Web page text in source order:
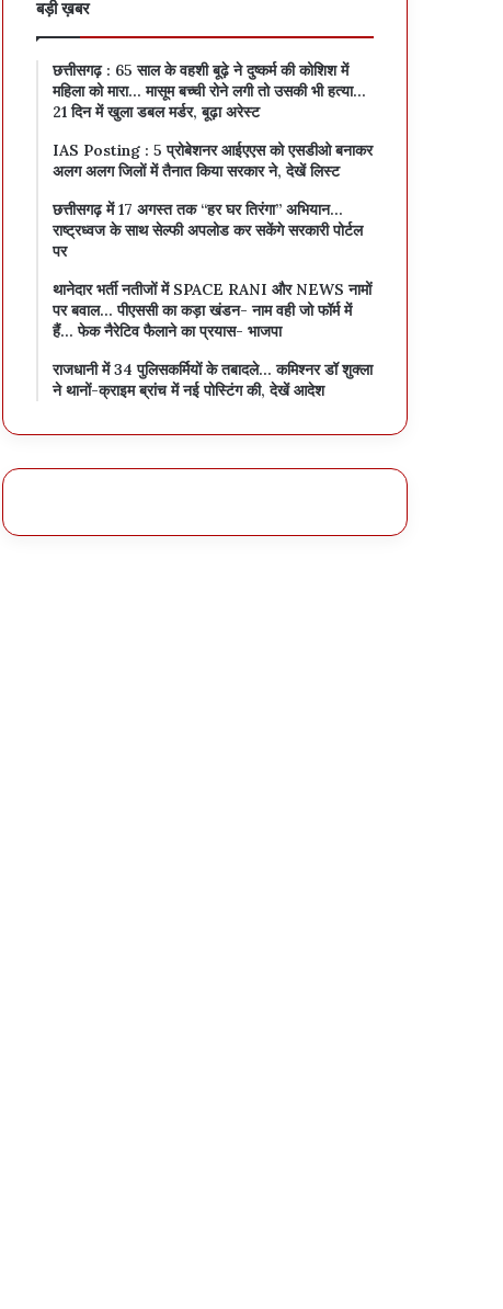
बड़ी ख़बर
छत्तीसगढ़ : 65 साल के वहशी बूढ़े ने दुष्कर्म की कोशिश में
महिला को मारा… मासूम बच्ची रोने लगी तो उसकी भी हत्या…
21 दिन में खुला डबल मर्डर, बूढ़ा अरेस्ट
IAS Posting : 5 प्रोबेशनर आईएएस को एसडीओ बनाकर
अलग अलग जिलों में तैनात किया सरकार ने, देखें लिस्ट
छत्तीसगढ़ में 17 अगस्त तक “हर घर तिरंगा” अभियान…
राष्ट्रध्वज के साथ सेल्फी अपलोड कर सकेंगे सरकारी पोर्टल
पर
थानेदार भर्ती नतीजों में SPACE RANI और NEWS नामों
पर बवाल… पीएससी का कड़ा खंडन- नाम वही जो फॉर्म में
हैं… फेक नैरेटिव फैलाने का प्रयास- भाजपा
राजधानी में 34 पुलिसकर्मियों के तबादले… कमिश्नर डॉ शुक्ला
ने थानों-क्राइम ब्रांच में नई पोस्टिंग की, देखें आदेश